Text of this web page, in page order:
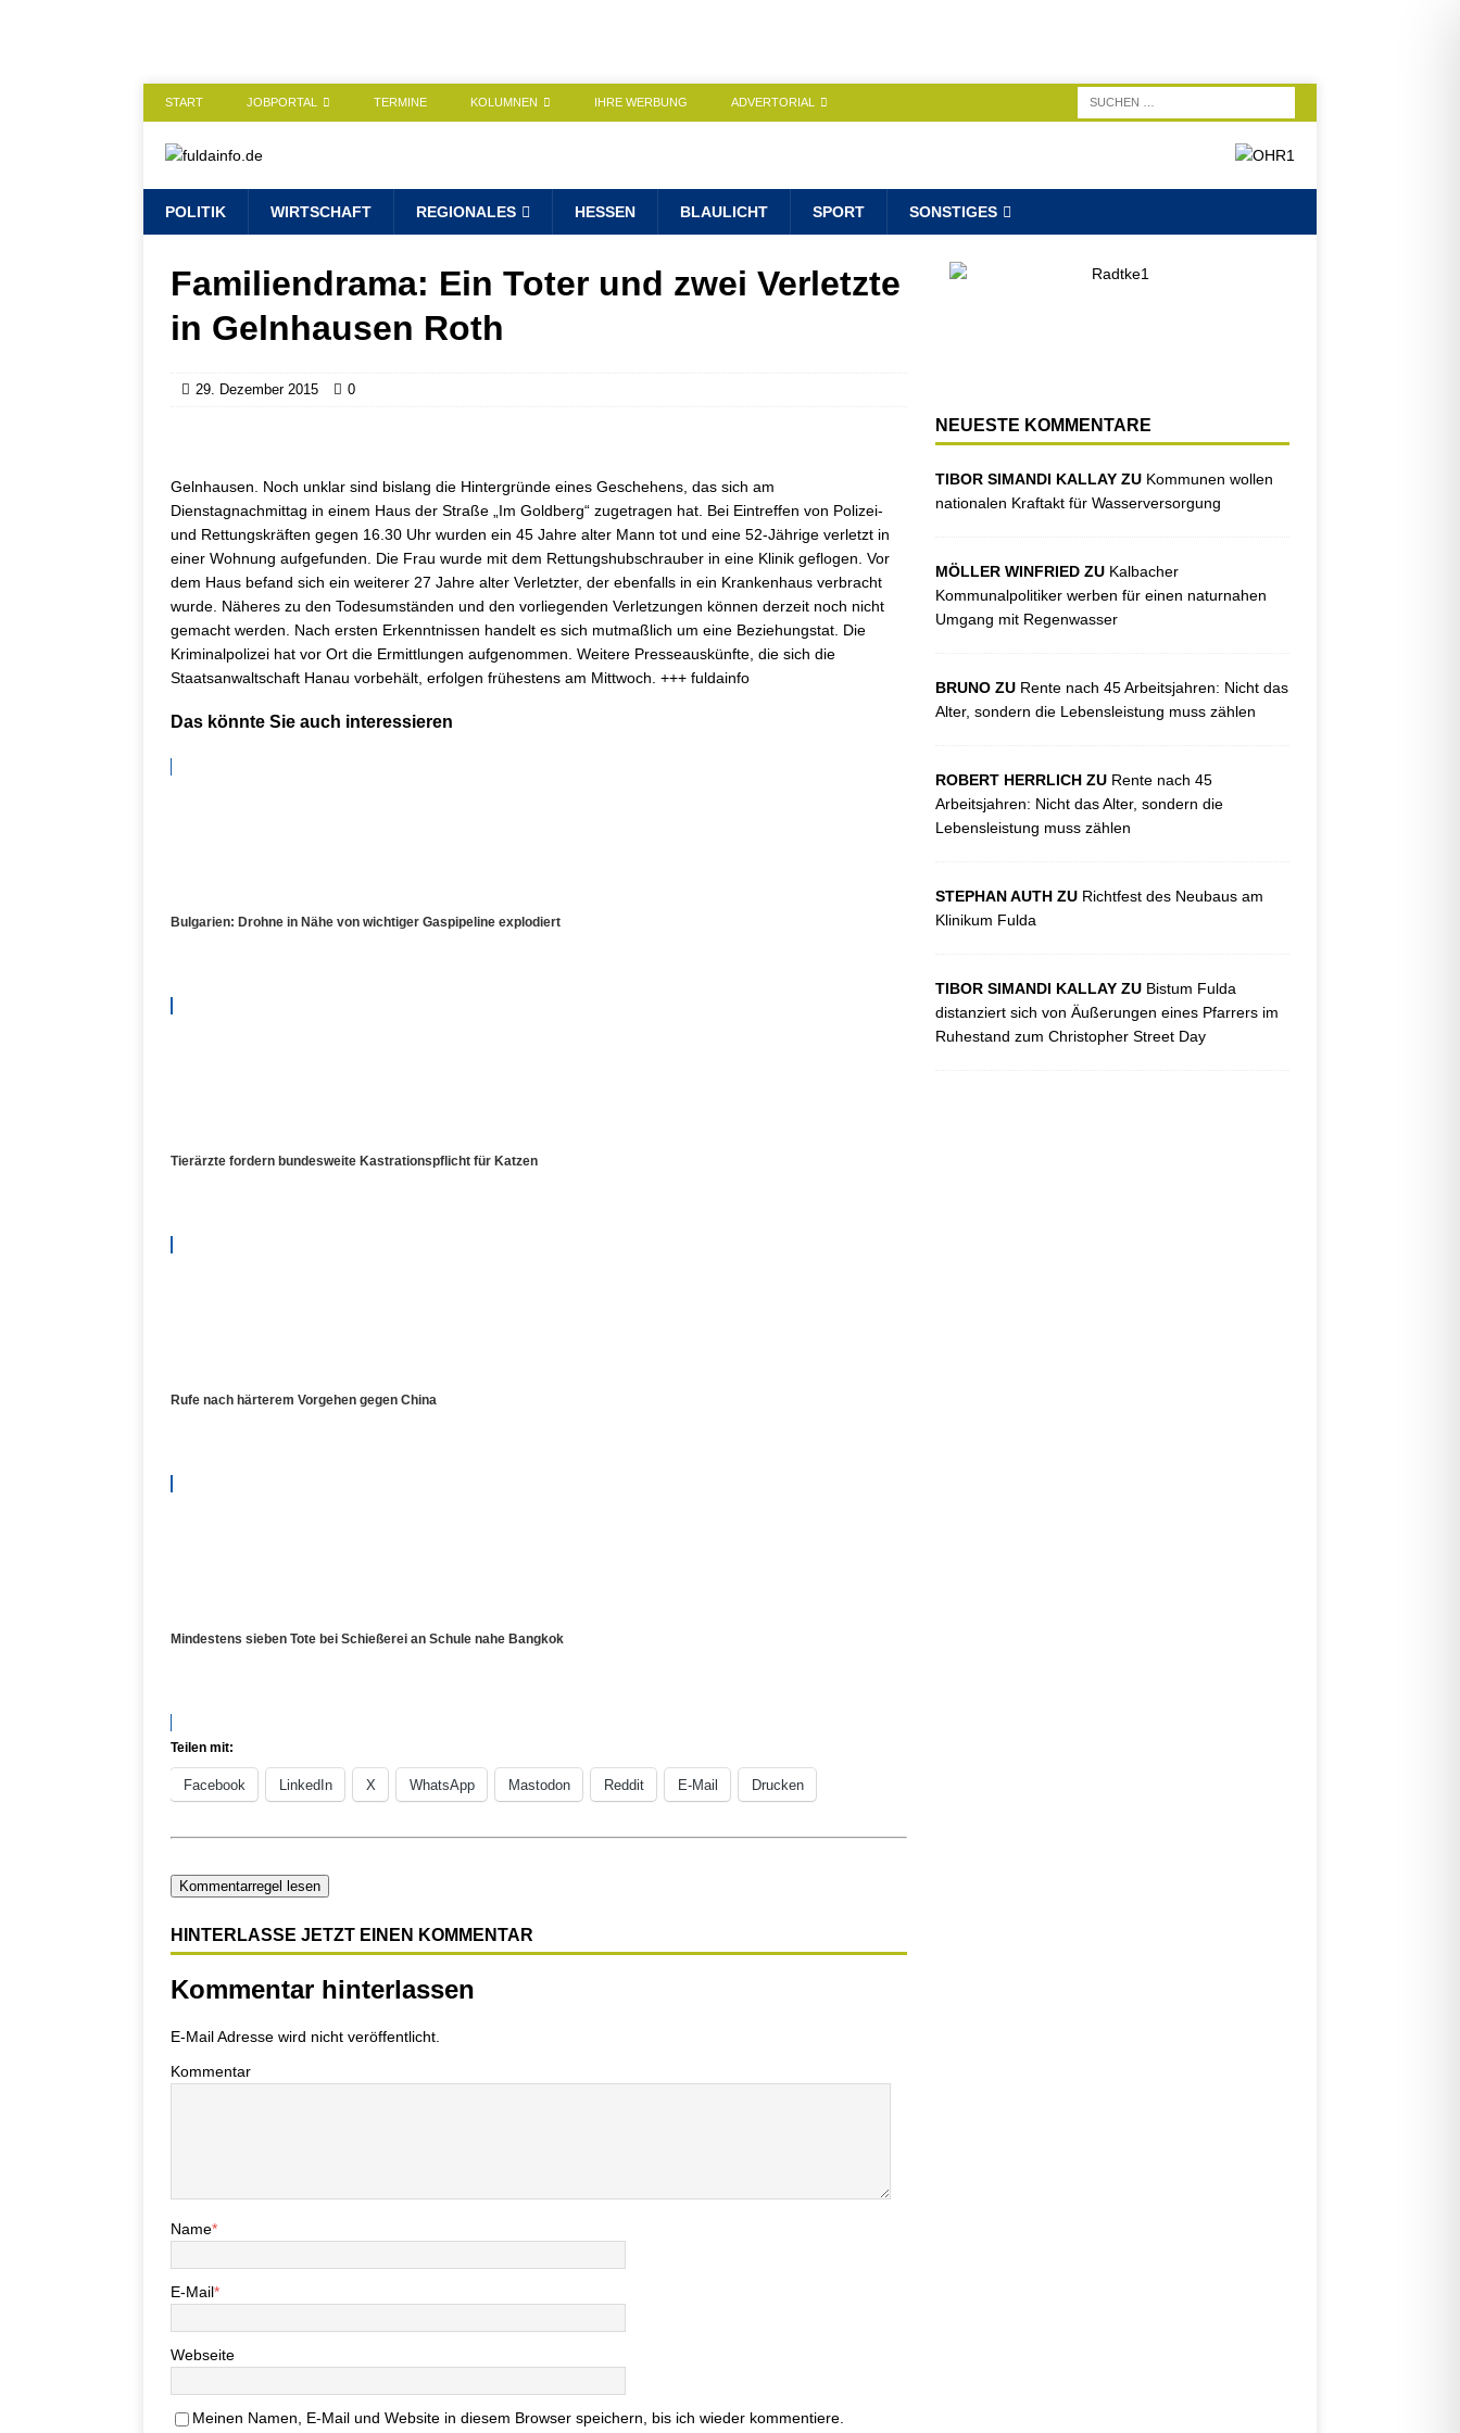
START JOBPORTAL TERMINE KOLUMNEN IHRE WERBUNG ADVERTORIAL
POLITIK WIRTSCHAFT REGIONALES HESSEN BLAULICHT SPORT SONSTIGES
Familiendrama: Ein Toter und zwei Verletzte
in Gelnhausen Roth
29. Dezember 2015 0
Gelnhausen. Noch unklar sind bislang die Hintergründe eines Geschehens, das sich am
Dienstagnachmittag in einem Haus der Straße „Im Goldberg“ zugetragen hat. Bei Eintreffen von Polizei-
und Rettungskräften gegen 16.30 Uhr wurden ein 45 Jahre alter Mann tot und eine 52-Jährige verletzt in
einer Wohnung aufgefunden. Die Frau wurde mit dem Rettungshubschrauber in eine Klinik geflogen. Vor
dem Haus befand sich ein weiterer 27 Jahre alter Verletzter, der ebenfalls in ein Krankenhaus verbracht
wurde. Näheres zu den Todesumständen und den vorliegenden Verletzungen können derzeit noch nicht
gemacht werden. Nach ersten Erkenntnissen handelt es sich mutmaßlich um eine Beziehungstat. Die
Kriminalpolizei hat vor Ort die Ermittlungen aufgenommen. Weitere Presseauskünfte, die sich die
Staatsanwaltschaft Hanau vorbehält, erfolgen frühestens am Mittwoch. +++ fuldainfo
Das könnte Sie auch interessieren
Bulgarien: Drohne in Nähe von wichtiger Gaspipeline explodiert
Tierärzte fordern bundesweite Kastrationspflicht für Katzen
Rufe nach härterem Vorgehen gegen China
Mindestens sieben Tote bei Schießerei an Schule nahe Bangkok
Teilen mit:
Facebook LinkedIn X WhatsApp Mastodon Reddit E-Mail Drucken
Kommentarregel lesen
HINTERLASSE JETZT EINEN KOMMENTAR
Kommentar hinterlassen
E-Mail Adresse wird nicht veröffentlicht.
Kommentar
Name*
E-Mail*
Webseite
Meinen Namen, E-Mail und Website in diesem Browser speichern, bis ich wieder kommentiere.
NEUESTE KOMMENTARE
TIBOR SIMANDI KALLAY ZU Kommunen wollen
nationalen Kraftakt für Wasserversorgung
MÖLLER WINFRIED ZU Kalbacher
Kommunalpolitiker werben für einen naturnahen
Umgang mit Regenwasser
BRUNO ZU Rente nach 45 Arbeitsjahren: Nicht das
Alter, sondern die Lebensleistung muss zählen
ROBERT HERRLICH ZU Rente nach 45
Arbeitsjahren: Nicht das Alter, sondern die
Lebensleistung muss zählen
STEPHAN AUTH ZU Richtfest des Neubaus am
Klinikum Fulda
TIBOR SIMANDI KALLAY ZU Bistum Fulda
distanziert sich von Äußerungen eines Pfarrers im
Ruhestand zum Christopher Street Day